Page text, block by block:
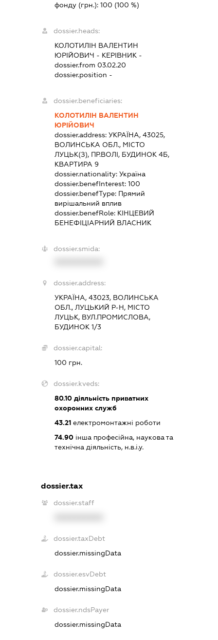
фонду (грн.):100 (100 %)
dossier.heads:
КОЛОТИЛІН ВАЛЕНТИН
ЮРІЙОВИЧ - КЕРІВНИК -
dossier.from 03.02.20
dossier.position -
dossier.beneficiaries:
КОЛОТИЛІН ВАЛЕНТИН
ЮРІЙОВИЧ
dossier.address:УКРАЇНА, 43025,
ВОЛИНСЬКА ОБЛ., МІСТО
ЛУЦЬК(З), ПР.ВОЛІ, БУДИНОК 4Б,
КВАРТИРА 9
dossier.nationality:Україна
dossier.benefInterest:100
dossier.benefType: Прямий
вирішальний вплив
dossier.benefRole: КІНЦЕВИЙ
БЕНЕФІЦІАРНИЙ ВЛАСНИК
dossier.smida:
dossier.address:
УКРАЇНА, 43023, ВОЛИНСЬКА
ОБЛ., ЛУЦЬКИЙ Р-Н, МІСТО
ЛУЦЬК, ВУЛ.ПРОМИСЛОВА,
БУДИНОК 1/3
dossier.capital:
100 грн.
dossier.kveds:
80.10 діяльність приватних
охоронних служб
43.21 електромонтажні роботи
74.90 інша професійна, наукова та
технічна діяльність, н.в.і.у.
dossier.tax
dossier.staff
dossier.taxDebt
dossier.missingData
dossier.esvDebt
dossier.missingData
dossier.ndsPayer
dossier.missingData